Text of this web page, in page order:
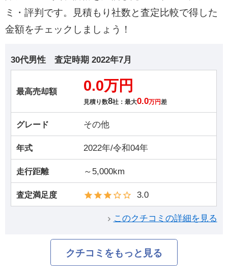
ミ・評判です。見積もり社数と査定比較で得した
金額をチェックしましょう！
30代男性 査定時期 2022年7月
最高売却額 0.0万円
見積り数8社：最大0.0万円差
グレード その他
年式 2022年/令和04年
走行距離 ～5,000km
査定満足度 3.0
このクチコミの詳細を見る
クチコミをもっと見る